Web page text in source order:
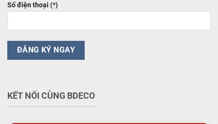
Số điện thoại (*)
KẾT NỐI CÙNG BDECO